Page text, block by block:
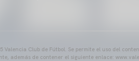
Valencia Club de Fútbol. Se permite el uso del
además de contener el siguiente enlace: